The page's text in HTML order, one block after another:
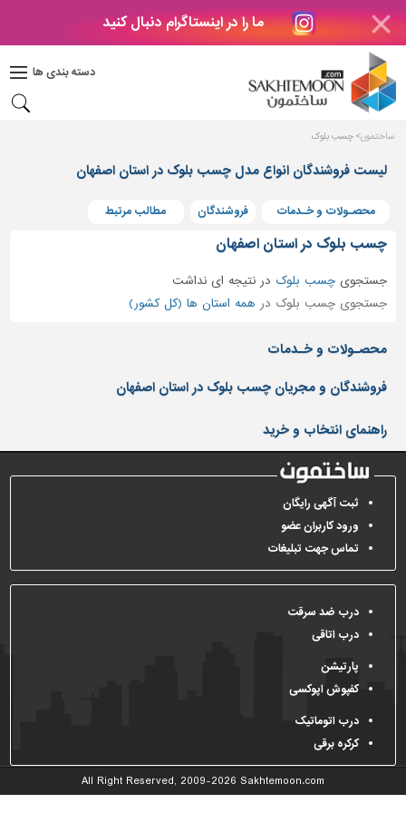
ما را در اینستاگرام دنبال کنید
دسته بندی ها
دکوراسیون
بتن
های
بتنی
و
پنجره
ساختمانی
نرده
و
حفاظ
کفپوش
و
سنگ
سرویس
بهداشتی
ابزار،یراق
و
آلات
برقی،روشنایی،ایمنی
محوطه
سازی
و
نما
ساخت
ساختمون چسب بلوک
لیست فروشندگان انواع مدل چسب بلوک در استان اصفهان
محصـولات و خـدمات فروشندگان مطالب مرتبط
چسب بلوک در استان اصفهان
جستجویچسب بلوک درنتیجه ای نداشت
جستجوی چسب بلوک در همه استان ها (کل کشور)
محصـولات و خـدمات
فروشندگان و مجریان چسب بلوک در استان اصفهان
راهنمای انتخاب و خرید
ثبت آگهی رایگان
ورود کاربران عضو
تماس جهت تبلیغات
درب ضد سرقت
درب اتاقی
پارتیشن
کفپوش اپوکسی
درب اتوماتیک
کرکره برقی
All Right Reserved, 2009-2026 Sakhtemoon.com